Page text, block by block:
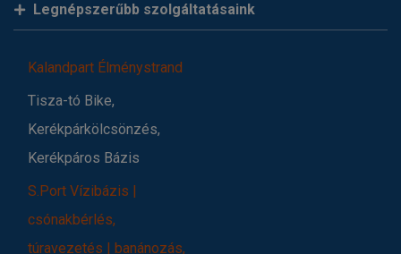
Legnépszerűbb szolgáltatásaink
Kalandpart Élménystrand
Tisza-tó Bike,
Kerékpárkölcsönzés,
Kerékpáros Bázis
S.Port Vízibázis |
csónakbérlés,
túravezetés | banánozás,